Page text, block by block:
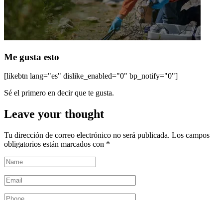
Me gusta esto
[likebtn lang="es" dislike_enabled="0" bp_notify="0"]
Sé el primero en decir que te gusta.
Leave your thought
Tu dirección de correo electrónico no será publicada. Los campos
obligatorios están marcados con *